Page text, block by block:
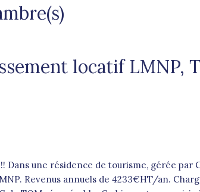
locatif LMNP,
Dans une résidence de tourisme, gérée par
Revenus annuels de 4233€HT/an.